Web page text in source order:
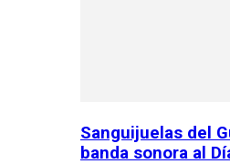
Sanguijuelas del
banda sonora al